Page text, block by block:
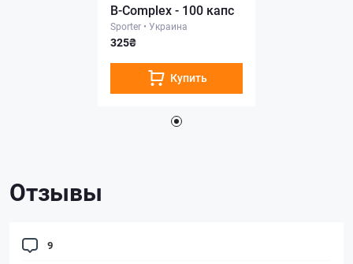
B-Complex - 100 капс
Sporter • Украина
325₴
Купить
Отзывы
9